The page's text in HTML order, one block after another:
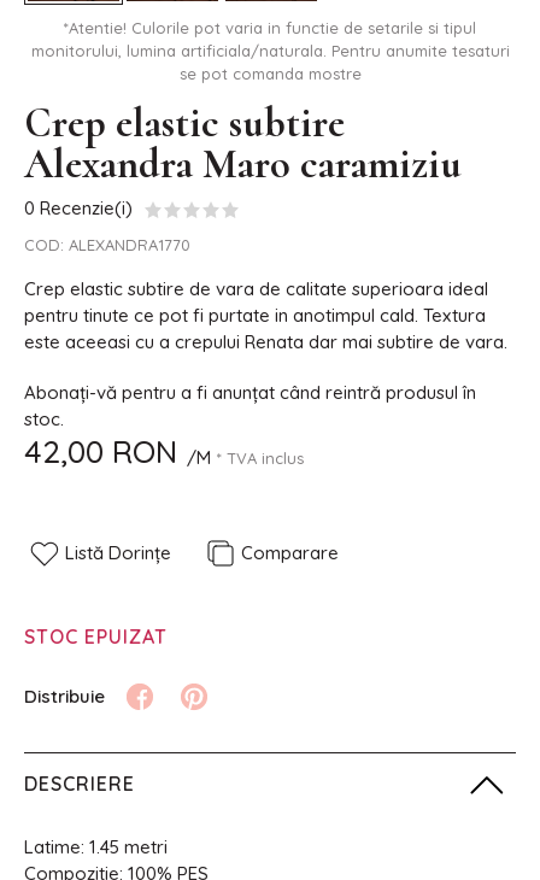
*Atentie! Culorile pot varia in functie de setarile si tipul
monitorului, lumina artificiala/naturala. Pentru anumite tesaturi
se pot comanda mostre
Crep elastic subtire
Alexandra Maro caramiziu
0 Recenzie(i)
COD: ALEXANDRA1770
Crep elastic subtire de vara de calitate superioara ideal
pentru tinute ce pot fi purtate in anotimpul cald. Textura
este aceeasi cu a crepului Renata dar mai subtire de vara.
Abonați-vă pentru a fi anunțat când reintră produsul în
stoc.
42,00 RON /M * TVA inclus
Listă Dorințe Comparare
STOC EPUIZAT
DESCRIERE
Latime: 1.45 metri
Compozitie: 100% PES